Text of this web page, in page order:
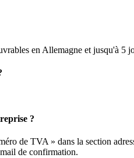
en Allemagne et jusqu'à 5
?
de TVA » dans la section
de confirmation.